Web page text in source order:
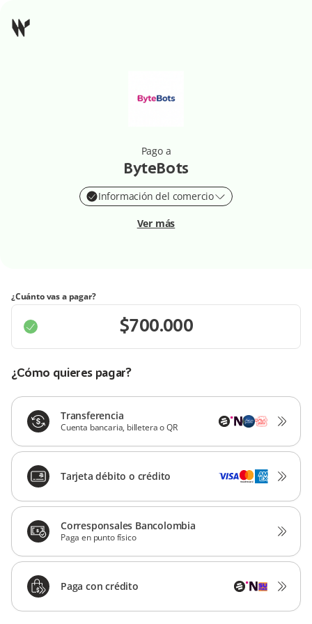
Pago a
ByteBots
Información del comercio
Ver más
¿Cuánto vas a pagar?
¿Cómo quieres pagar?
Transferencia
Cuenta bancaria, billetera o QR
Tarjeta débito o crédito
Corresponsales Bancolombia
Paga en punto físico
Paga con crédito